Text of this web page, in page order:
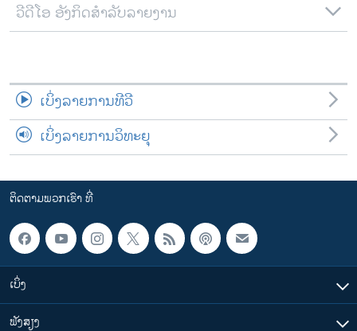
ວີດີໂອ ອັງກິດສຳລັບລາຍງານ
ເບິ່ງລາຍການທີວີ
ເບິ່ງລາຍການວິທະຍຸ
ຕິດຕາມພວກເຮົາ ທີ່
ເບິ່ງ
ຟັງສຽງ